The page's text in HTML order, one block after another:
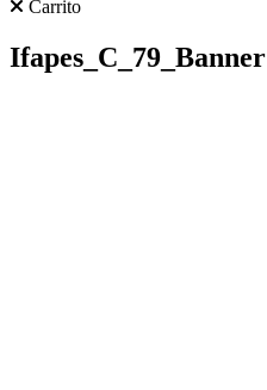
Carrito
Ifapes_C_79_Banner